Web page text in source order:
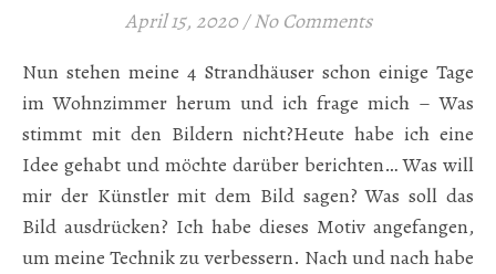
April 15, 2020 / No Comments
Nun stehen meine 4 Strandhäuser schon einige Tage
im Wohnzimmer herum und ich frage mich – Was
stimmt mit den Bildern nicht?Heute habe ich eine
Idee gehabt und möchte darüber berichten… Was will
mir der Künstler mit dem Bild sagen? Was soll das
Bild ausdrücken? Ich habe dieses Motiv angefangen,
um meine Technik zu verbessern. Nach und nach habe